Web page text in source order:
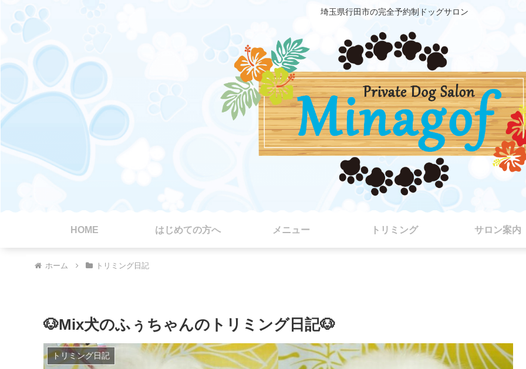
埼玉県行田市の完全予約制ドッグサロン
HOME はじめての方へ メニュー トリミング サロン案内
ホーム トリミング日記
🐶Mix犬のふぅちゃんのトリミング日記🐶
トリミング日記